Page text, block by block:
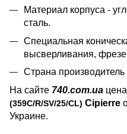
Материал корпуса -
сталь.
Специальная
высверливания,
Страна
На сайте 740.com.ua
(359C/R/SV/25/CL) Cipierre
Украине.